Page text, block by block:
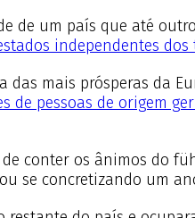
de um país que até
independentes dos
mais prósperas da
pessoas de origem
conter os ânimos do
se concretizando um